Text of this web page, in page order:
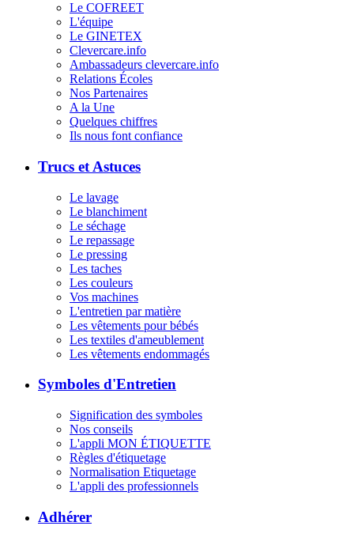
Le COFREET
L'équipe
Le GINETEX
Clevercare.info
Ambassadeurs clevercare.info
Relations Écoles
Nos Partenaires
A la Une
Quelques chiffres
Ils nous font confiance
Trucs et Astuces
Le lavage
Le blanchiment
Le séchage
Le repassage
Le pressing
Les taches
Les couleurs
Vos machines
L'entretien par matière
Les vêtements pour bébés
Les textiles d'ameublement
Les vêtements endommagés
Symboles d'Entretien
Signification des symboles
Nos conseils
L'appli MON ÉTIQUETTE
Règles d'étiquetage
Normalisation Etiquetage
L'appli des professionnels
Adhérer